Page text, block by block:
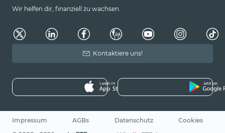
Wir helfen dir, finanziell zu wachsen.
Kontaktiere uns!
Impressum AGBs Datenschutz
Cookies